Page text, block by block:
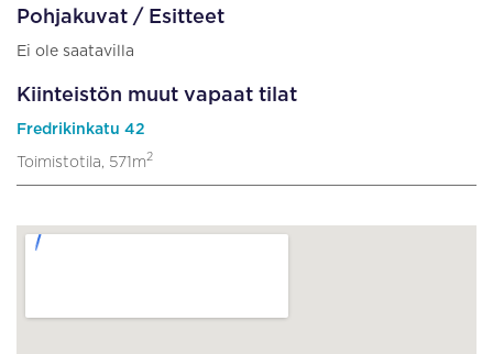
Pohjakuvat / Esitteet
Ei ole saatavilla
Kiinteistön muut vapaat tilat
Fredrikinkatu 42
Toimistotila, 571m2